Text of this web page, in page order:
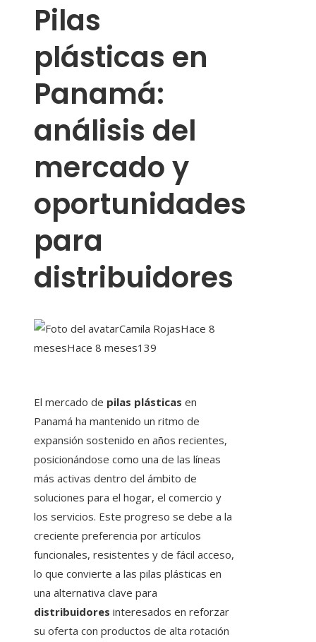
Pilas
plásticas en
Panamá:
análisis del
mercado y
oportunidades
para
distribuidores
Camila RojasHace 8
mesesHace 8 meses139
El mercado de pilas plásticas en
Panamá ha mantenido un ritmo de
expansión sostenido en años recientes,
posicionándose como una de las líneas
más activas dentro del ámbito de
soluciones para el hogar, el comercio y
los servicios. Este progreso se debe a la
creciente preferencia por artículos
funcionales, resistentes y de fácil acceso,
lo que convierte a las pilas plásticas en
una alternativa clave para
distribuidores interesados en reforzar
su oferta con productos de alta rotación